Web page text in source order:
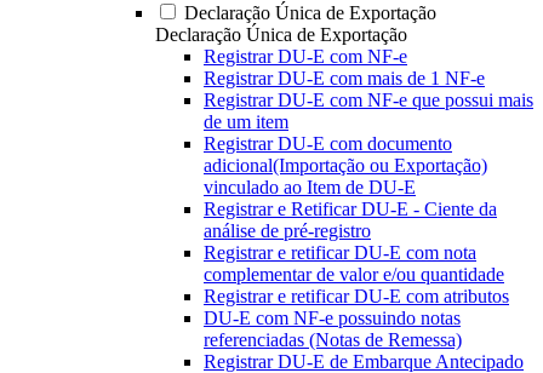
Declaração Única de Exportação
Declaração Única de Exportação
Registrar DU-E com NF-e
Registrar DU-E com mais de 1 NF-e
Registrar DU-E com NF-e que possui mais
de um item
Registrar DU-E com documento
adicional(Importação ou Exportação)
vinculado ao Item de DU-E
Registrar e Retificar DU-E - Ciente da
análise de pré-registro
Registrar e retificar DU-E com nota
complementar de valor e/ou quantidade
Registrar e retificar DU-E com atributos
DU-E com NF-e possuindo notas
referenciadas (Notas de Remessa)
Registrar DU-E de Embarque Antecipado